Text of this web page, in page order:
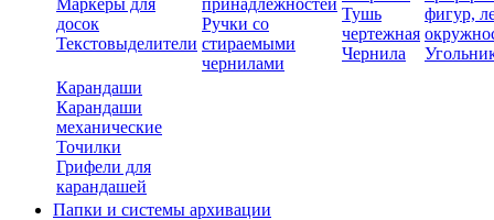
Маркеры для
досок
Текстовыделители
принадлежностей
Ручки со
стираемыми
чернилами
Тушь
чертежная
Чернила
фигур,
Карандаши
Карандаши
механические
Точилки
Грифели для
карандашей
Папки и системы архивации